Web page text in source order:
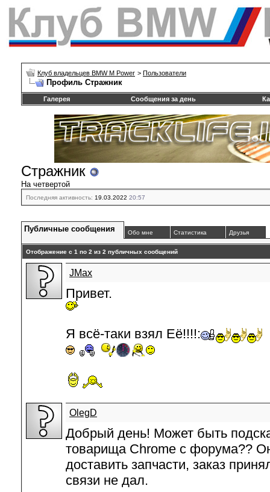
Клуб владельцев BMW M Power > Пользователи
Профиль Стражник
Галерея Сообщения за день
Стражник
На четвертой
Последняя активность: 19.03.2022 20:57
Публичные сообщения Обо мне Статистика Друзья
Отображение с 1 по 2 из 2 публичных сообщений
JMax
Привет.
Я всё-таки взял Её!!!!:
OlegD
Добрый день! Может быть
товарища Chrome с форума??
доставить запчасти, заказ
связи не дал.